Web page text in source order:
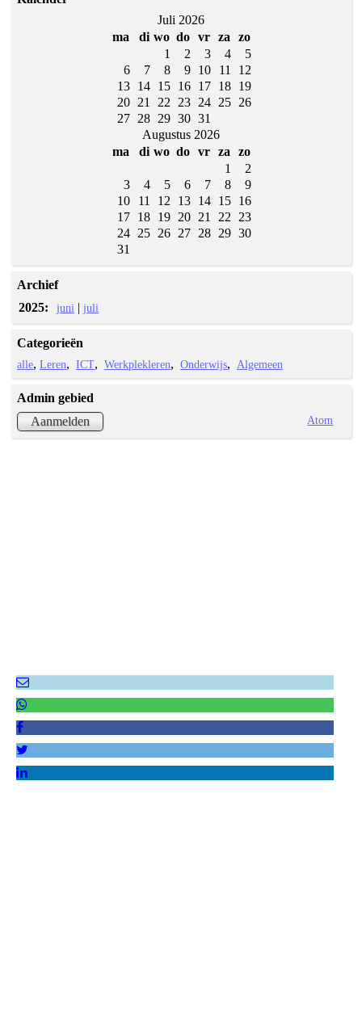
Juli 2026
ma
di wo do vr za
zo
1
2 3 4
5
6
7 8 9 10 11
12
13
14 15 16 17 18
19
20
21 22 23 24 25
26
27
28 29 30 31
Augustus 2026
ma
di wo do vr za
zo
1
2
3
4 5 6 7 8
9
10
11 12 13 14 15
16
17
18 19 20 21 22
23
24
25 26 27 28 29 30
31
Archief
2025:
juni |juli
Categorieën
alle Leren ICT Werkplekleren Onderwijs Algemeen
Admin gebied
Aanmelden
Atom